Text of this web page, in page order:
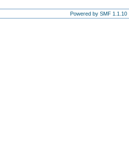
Powered by SMF 1.1.10